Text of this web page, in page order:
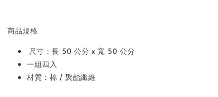
商品規格
尺寸：長 50 公分 x 寬 50 公分
一組四入
材質：棉 / 聚酯纖維